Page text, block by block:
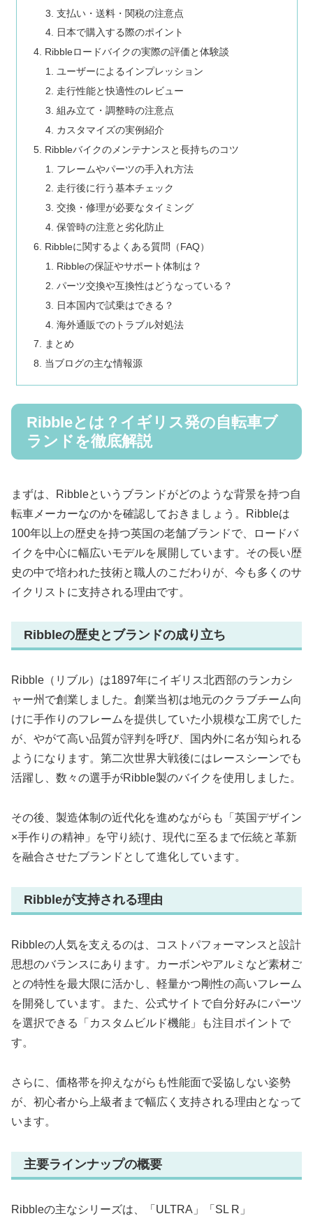
支払い・送料・関税の注意点
日本で購入する際のポイント
Ribbleロードバイクの実際の評価と体験談
ユーザーによるインプレッション
走行性能と快適性のレビュー
組み立て・調整時の注意点
カスタマイズの実例紹介
Ribbleバイクのメンテナンスと長持ちのコツ
フレームやパーツの手入れ方法
走行後に行う基本チェック
交換・修理が必要なタイミング
保管時の注意と劣化防止
Ribbleに関するよくある質問（FAQ）
Ribbleの保証やサポート体制は？
パーツ交換や互換性はどうなっている？
日本国内で試乗はできる？
海外通販でのトラブル対処法
まとめ
当ブログの主な情報源
Ribbleとは？イギリス発の自転車ブ
ランドを徹底解説
まずは、Ribbleというブランドがどのような背景を持つ自
転車メーカーなのかを確認しておきましょう。Ribbleは
100年以上の歴史を持つ英国の老舗ブランドで、ロードバ
イクを中心に幅広いモデルを展開しています。その長い歴
史の中で培われた技術と職人のこだわりが、今も多くのサ
イクリストに支持される理由です。
Ribbleの歴史とブランドの成り立ち
Ribble（リブル）は1897年にイギリス北西部のランカシ
ャー州で創業しました。創業当初は地元のクラブチーム向
けに手作りのフレームを提供していた小規模な工房でした
が、やがて高い品質が評判を呼び、国内外に名が知られる
ようになります。第二次世界大戦後にはレースシーンでも
活躍し、数々の選手がRibble製のバイクを使用しました。
その後、製造体制の近代化を進めながらも「英国デザイン
×手作りの精神」を守り続け、現代に至るまで伝統と革新
を融合させたブランドとして進化しています。
Ribbleが支持される理由
Ribbleの人気を支えるのは、コストパフォーマンスと設計
思想のバランスにあります。カーボンやアルミなど素材ご
との特性を最大限に活かし、軽量かつ剛性の高いフレーム
を開発しています。また、公式サイトで自分好みにパーツ
を選択できる「カスタムビルド機能」も注目ポイントで
す。
さらに、価格帯を抑えながらも性能面で妥協しない姿勢
が、初心者から上級者まで幅広く支持される理由となって
います。
主要ラインナップの概要
Ribbleの主なシリーズは、「ULTRA」「SL R」